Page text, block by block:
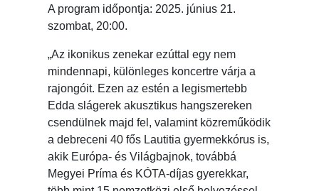
A program időpontja: 2025. június 21.
szombat, 20:00.
„Az ikonikus zenekar ezúttal egy nem
mindennapi, különleges koncertre várja a
rajongóit. Ezen az estén a legismertebb
Edda slágerek akusztikus hangszereken
csendülnek majd fel, valamint közreműködik
a debreceni 40 fős Lautitia gyermekkórus is,
akik Európa- és Világbajnok, továbbá
Megyei Príma és KÓTA-díjas gyerekkar,